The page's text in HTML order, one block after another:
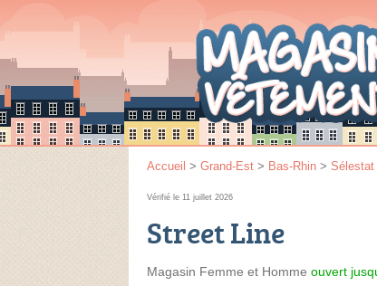
Accueil > Grand-Est > Bas-Rhin > Sélestat
Vérifié le 11 juillet 2026
Street Line
Magasin Femme et Homme ouvert